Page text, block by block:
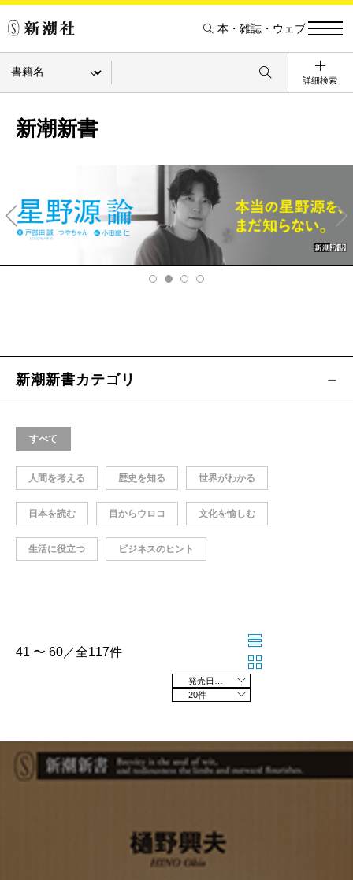
本・雑誌・ウェブ
詳細検索
新潮新書
v
Ne
xt
新潮新書カテゴリ
すべて
人間を考える 歴史を知る 世界がわかる
日本を読む 目からウロコ 文化を愉しむ
生活に役立つ ビジネスのヒント
41 〜 60／全117件
20件